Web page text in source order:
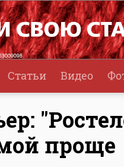
Статьи Видео
проще